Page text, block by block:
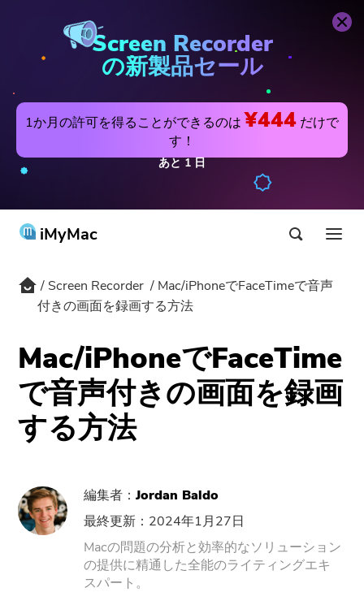
Screen Recorder
の新製品セール
1か月の許可を得ることができるのは ¥444 だけで
す！
あと1 日
iMyMac
製品&ソリューション
Hot
PowerMyMac
PowerUninstall
Screen Recorder
PDFコンプレッサー
サポート
Screen Recorder
Screen Recorder
Mac/iPhoneでFaceTimeで音声
付きの画面を録画する方法
Mac/iPhoneでFaceTime
で音声付きの画面を録画
する方法
編集者： Jordan Baldo
最終更新：2024年1月27日
Macの問題の分析と効率的なソリューション
の提供に精通した全能のライティングエキ
スパート。